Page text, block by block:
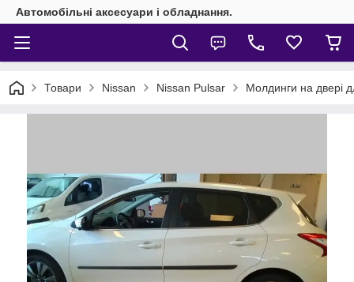
Автомобільні аксесуари і обладнання.
Товари Nissan Nissan Pulsar Молдинги на двері